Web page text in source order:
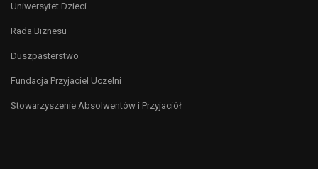
Uniwersytet Dzieci
Rada Biznesu
Duszpasterstwo
Fundacja Przyjaciel Uczelni
Stowarzyszenie Absolwentów i Przyjaciół